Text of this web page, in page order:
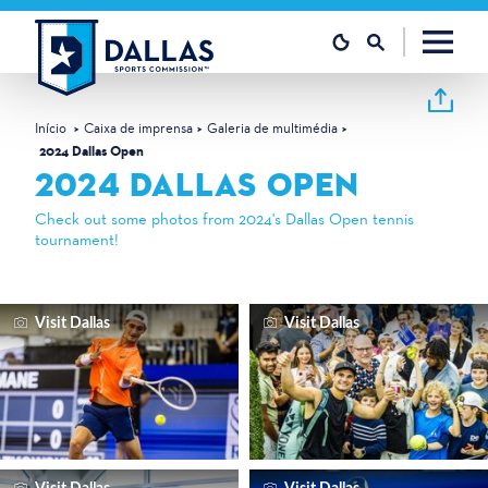
Saltar para o conteúdo
Início Caixa de imprensa
Galeria de multimédia
2024 Dallas Open
2024 DALLAS OPEN
Check out some photos from 2024's Dallas Open tennis
tournament!
Visit Dallas Visit Dallas